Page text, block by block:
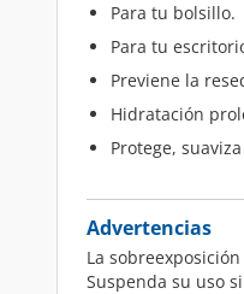
Para tu bolsillo.
Para tu
Previene la
Hidratación
Protege,
Advertencias
La
Suspenda su uso